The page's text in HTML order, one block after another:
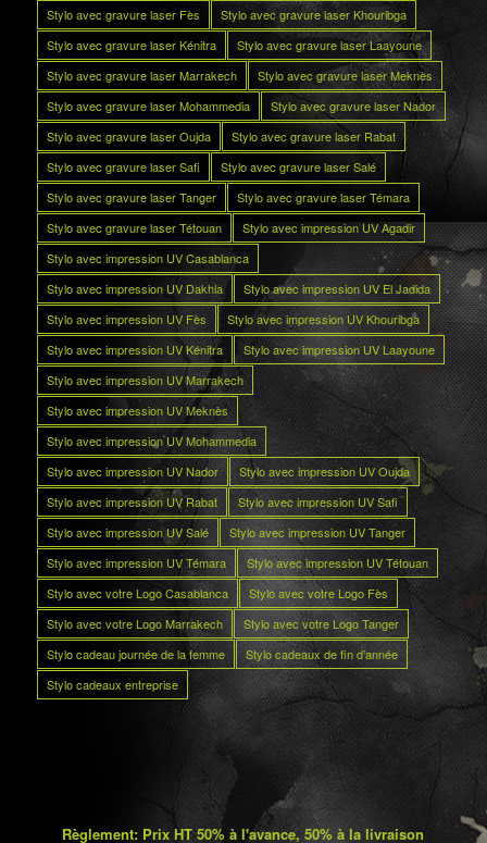
Stylo avec gravure laser Fès
Stylo avec gravure laser Khouribga
Stylo avec gravure laser Kénitra
Stylo avec gravure laser Laayoune
Stylo avec gravure laser Marrakech
Stylo avec gravure laser Meknès
Stylo avec gravure laser Mohammedia
Stylo avec gravure laser Nador
Stylo avec gravure laser Oujda
Stylo avec gravure laser Rabat
Stylo avec gravure laser Safi
Stylo avec gravure laser Salé
Stylo avec gravure laser Tanger
Stylo avec gravure laser Témara
Stylo avec gravure laser Tétouan
Stylo avec impression UV Agadir
Stylo avec impression UV Casablanca
Stylo avec impression UV Dakhla
Stylo avec impression UV El Jadida
Stylo avec impression UV Fès
Stylo avec impression UV Khouribga
Stylo avec impression UV Kénitra
Stylo avec impression UV Laayoune
Stylo avec impression UV Marrakech
Stylo avec impression UV Meknès
Stylo avec impression UV Mohammedia
Stylo avec impression UV Nador
Stylo avec impression UV Oujda
Stylo avec impression UV Rabat
Stylo avec impression UV Safi
Stylo avec impression UV Salé
Stylo avec impression UV Tanger
Stylo avec impression UV Témara
Stylo avec impression UV Tétouan
Stylo avec votre Logo Casablanca
Stylo avec votre Logo Fès
Stylo avec votre Logo Marrakech
Stylo avec votre Logo Tanger
Stylo cadeau journée de la femme
Stylo cadeaux de fin d’année
Stylo cadeaux entreprise
Règlement: Prix HT 50% à l'avance, 50% à la livraison